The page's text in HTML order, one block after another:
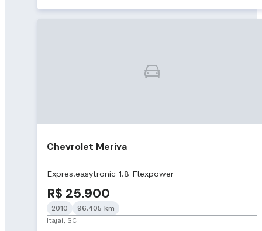
Chevrolet Meriva
Expres.easytronic 1.8 Flexpower
R$ 25.900
2010
96.405 km
Itajaí, SC